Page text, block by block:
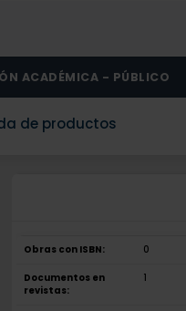
ACADÉMICA - PÚBLICO
de productos
Obras con ISBN: 0
Documentos en
revistas:
1